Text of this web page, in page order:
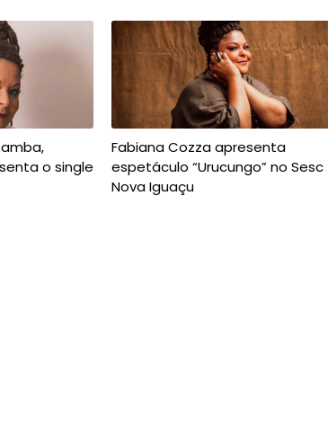
o single
Fabiana Cozza apresenta
espetáculo “Urucungo” no Sesc
Nova Iguaçu